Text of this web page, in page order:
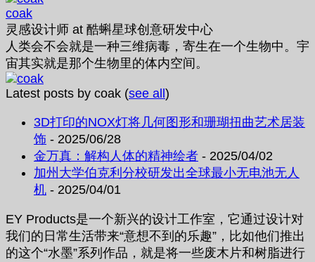
coak
灵感设计师 at 酷蝌星球创意研发中心
人类会不会就是一种三维病毒，寄生在一个生物中。宇
宙其实就是那个生物里的体内空间。
Latest posts by coak (see all)
3D打印的NOX灯将几何图形和珊瑚扭曲艺术居装
饰 - 2025/06/28
金万真：解构人体的精神绘者 - 2025/04/02
加州大学伯克利分校研发出全球最小无电池无人
机 - 2025/04/01
EY Products是一个新兴的设计工作室，它通过设计对
我们的日常生活带来“意想不到的乐趣”，比如他们推出
的这个“水墨”系列作品，就是将一些废木片和树脂进行